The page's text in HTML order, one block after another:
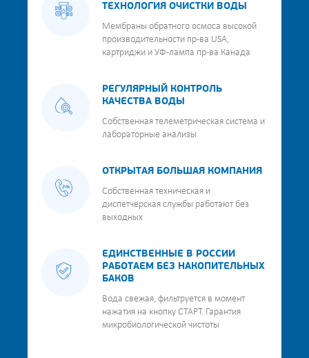
ТЕХНОЛОГИЯ ОЧИСТКИ ВОДЫ
Мембраны обратного осмоса высокой
производительности пр-ва USA,
картриджи и УФ-лампа пр-ва Канада
РЕГУЛЯРНЫЙ КОНТРОЛЬ
КАЧЕСТВА ВОДЫ
Собственная телеметрическая система и
лабораторные анализы
ОТКРЫТАЯ БОЛЬШАЯ КОМПАНИЯ
Собственная техническая и
диспетчерская службы работают без
выходных
ЕДИНСТВЕННЫЕ В РОССИИ
РАБОТАЕМ БЕЗ НАКОПИТЕЛЬНЫХ
БАКОВ
Вода свежая, фильтруется в момент
нажатия на кнопку СТАРТ. Гарантия
микробиологической чистоты